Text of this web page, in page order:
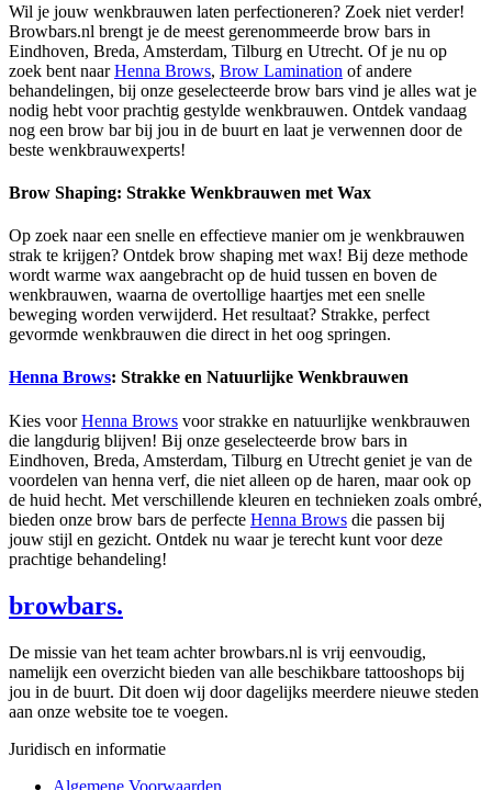
Wil je jouw wenkbrauwen laten perfectioneren? Zoek niet verder!
Browbars.nl brengt je de meest gerenommeerde brow bars in
Eindhoven, Breda, Amsterdam, Tilburg en Utrecht. Of je nu op
zoek bent naarHenna Brows, Brow Lamination of andere
behandelingen, bij onze geselecteerde brow bars vind je alles wat je
nodig hebt voor prachtig gestylde wenkbrauwen. Ontdek vandaag
nog een brow bar bij jou in de buurt en laat je verwennen door de
beste wenkbrauwexperts!
Brow Shaping: Strakke Wenkbrauwen met Wax
Op zoek naar een snelle en effectieve manier om je wenkbrauwen
strak te krijgen? Ontdek brow shaping met wax! Bij deze methode
wordt warme wax aangebracht op de huid tussen en boven de
wenkbrauwen, waarna de overtollige haartjes met een snelle
beweging worden verwijderd. Het resultaat? Strakke, perfect
gevormde wenkbrauwen die direct in het oog springen.
Henna Brows: Strakke en Natuurlijke Wenkbrauwen
Kies voorHenna Brows voor strakke en natuurlijke wenkbrauwen
die langdurig blijven! Bij onze geselecteerde brow bars in
Eindhoven, Breda, Amsterdam, Tilburg en Utrecht geniet je van de
voordelen van henna verf, die niet alleen op de haren, maar ook op
de huid hecht. Met verschillende kleuren en technieken zoals ombré,
bieden onze brow bars de perfecte Henna Brows die passen bij
jouw stijl en gezicht. Ontdek nu waar je terecht kunt voor deze
prachtige behandeling!
browbars.
De missie van het team achter browbars.nl is vrij eenvoudig,
namelijk een overzicht bieden van alle beschikbare tattooshops bij
jou in de buurt. Dit doen wij door dagelijks meerdere nieuwe steden
aan onze website toe te voegen.
Juridisch en informatie
Algemene Voorwaarden